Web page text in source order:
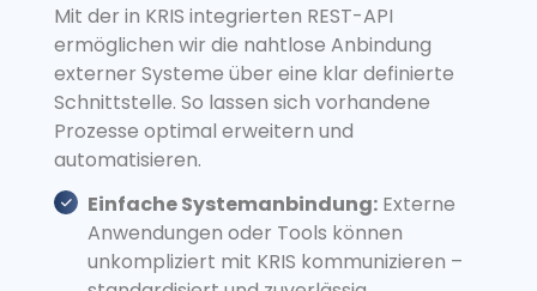
Mit der in KRIS integrierten REST-API
ermöglichen wir die nahtlose Anbindung
externer Systeme über eine klar definierte
Schnittstelle. So lassen sich vorhandene
Prozesse optimal erweitern und
automatisieren.
Einfache Systemanbindung: Externe
Anwendungen oder Tools können
unkompliziert mit KRIS kommunizieren –